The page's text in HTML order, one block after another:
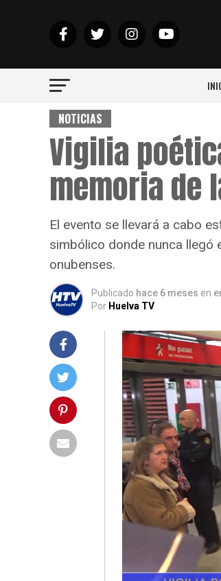
NOTICIAS
Vigilia
memoria de
El evento se llevará a cabo
simbólico donde nunca llegó
onubenses.
Publicado hace 6 meses en
Por Huelva TV